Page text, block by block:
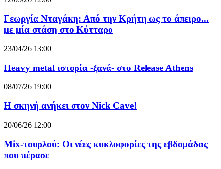
Γεωργία Νταγάκη: Από την Κρήτη ως το άπειρο...
με μία στάση στο Κύτταρο
23/04/26 13:00
Heavy metal ιστορία -ξανά- στο Release Athens
08/07/26 19:00
Η σκηνή ανήκει στον Nick Cave!
20/06/26 12:00
Mix-τουρλού: Οι νέες κυκλοφορίες της εβδομάδας
που πέρασε